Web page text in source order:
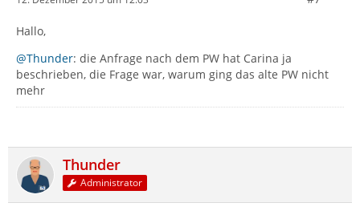
Hallo,
@Thunder: die Anfrage nach dem PW hat Carina ja
beschrieben, die Frage war, warum ging das alte PW nicht
mehr
Thunder
Administrator